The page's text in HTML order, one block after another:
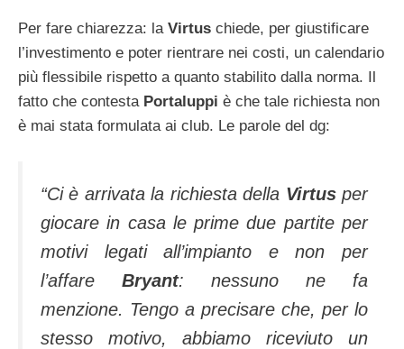
Per fare chiarezza: la Virtus chiede, per giustificare
l’investimento e poter rientrare nei costi, un calendario
più flessibile rispetto a quanto stabilito dalla norma. Il
fatto che contesta Portaluppi è che tale richiesta non
è mai stata formulata ai club. Le parole del dg:
“Ci è arrivata la richiesta della Virtusper
giocare in casa le prime due partite per
motivi legati all’impianto e non per
l’affare Bryant: nessuno ne fa
menzione. Tengo a precisare che, per lo
stesso motivo, abbiamo riceviuto un